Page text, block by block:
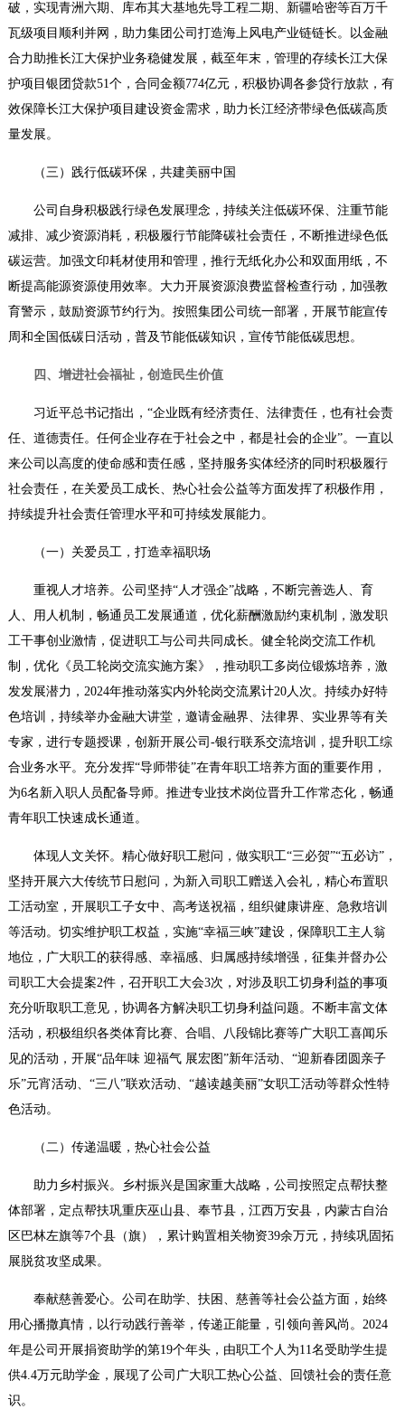
破，实现青洲六期、库布其大基地先导工程二期、新疆哈密等百万千
瓦级项目顺利并网，助力集团公司打造海上风电产业链链长。以金融
合力助推长江大保护业务稳健发展，截至年末，管理的存续长江大保
护项目银团贷款51个，合同金额774亿元，积极协调各参贷行放款，有
效保障长江大保护项目建设资金需求，助力长江经济带绿色低碳高质
量发展。
（三）践行低碳环保，共建美丽中国
公司自身积极践行绿色发展理念，持续关注低碳环保、注重节能
减排、减少资源消耗，积极履行节能降碳社会责任，不断推进绿色低
碳运营。加强文印耗材使用和管理，推行无纸化办公和双面用纸，不
断提高能源资源使用效率。大力开展资源浪费监督检查行动，加强教
育警示，鼓励资源节约行为。按照集团公司统一部署，开展节能宣传
周和全国低碳日活动，普及节能低碳知识，宣传节能低碳思想。
四、增进社会福祉，创造民生价值
习近平总书记指出，“企业既有经济责任、法律责任，也有社会责
任、道德责任。任何企业存在于社会之中，都是社会的企业”。一直以
来公司以高度的使命感和责任感，坚持服务实体经济的同时积极履行
社会责任，在关爱员工成长、热心社会公益等方面发挥了积极作用，
持续提升社会责任管理水平和可持续发展能力。
（一）关爱员工，打造幸福职场
重视人才培养。 公司坚持“人才强企”战略，不断完善选人、育
人、用人机制，畅通员工发展通道，优化薪酬激励约束机制，激发职
工干事创业激情，促进职工与公司共同成长。健全轮岗交流工作机
制，优化《员工轮岗交流实施方案》，推动职工多岗位锻炼培养，激
发发展潜力，2024年推动落实内外轮岗交流累计20人次。持续办好特
色培训，持续举办金融大讲堂，邀请金融界、法律界、实业界等有关
专家，进行专题授课，创新开展公司-银行联系交流培训，提升职工综
合业务水平。充分发挥“导师带徒”在青年职工培养方面的重要作用，
为6名新入职人员配备导师。推进专业技术岗位晋升工作常态化，畅通
青年职工快速成长通道。
体现人文关怀。 精心做好职工慰问，做实职工“三必贺”“五必访”，
坚持开展六大传统节日慰问，为新入司职工赠送入会礼，精心布置职
工活动室，开展职工子女中、高考送祝福，组织健康讲座、急救培训
等活动。切实维护职工权益，实施“幸福三峡”建设，保障职工主人翁
地位，广大职工的获得感、幸福感、归属感持续增强，征集并督办公
司职工大会提案2件，召开职工大会3次，对涉及职工切身利益的事项
充分听取职工意见，协调各方解决职工切身利益问题。不断丰富文体
活动，积极组织各类体育比赛、合唱、八段锦比赛等广大职工喜闻乐
见的活动，开展“品年味 迎福气 展宏图”新年活动、“迎新春团圆亲子
乐”元宵活动、“三八”联欢活动、“越读越美丽”女职工活动等群众性特
色活动。
（二）传递温暖，热心社会公益
助力乡村振兴。
乡村振兴是国家重大战略，公司按照定点帮扶整
体部署，定点帮扶巩重庆巫山县、奉节县，江西万安县，内蒙古自治
区巴林左旗等7个县（旗），累计购置相关物资39余万元，持续巩固拓
展脱贫攻坚成果。
奉献慈善爱心。 公司在助学、扶困、慈善等社会公益方面，始终
用心播撒真情，以行动践行善举，传递正能量，引领向善风尚。2024
年是公司开展捐资助学的第19个年头，由职工个人为11名受助学生提
供4.4万元助学金，展现了公司广大职工热心公益、回馈社会的责任意
识。